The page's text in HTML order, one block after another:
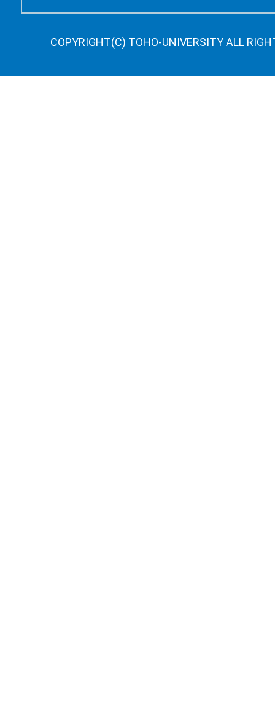
COPYRIGHT(C) TOHO-UNIVERSITY ALL